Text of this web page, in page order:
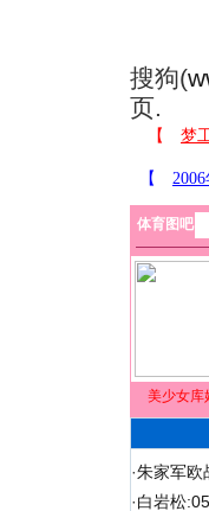
搜狗(
页.
体育图吧
美少女库
·朱家军欧
·白岩松